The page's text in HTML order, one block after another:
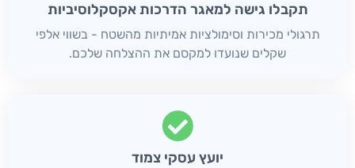
תקבלו גישה למאגר הדרכות אקסקלוסיביות
תרגולי מכירות וסימולציות אמיתיות מהשטח - בשווי אלפי
שקלים שנועדו למקסם את ההצלחה שלכם.
יועץ עסקי צמוד